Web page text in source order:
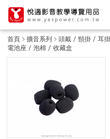
首頁 擴音系列
頭戴 / 頸掛 / 耳
電池座 / 泡棉 / 收藏盒